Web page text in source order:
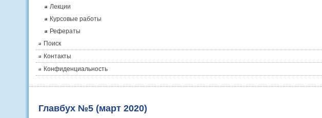
Лекции
Курсовые работы
Рефераты
Поиск
Контакты
Конфиденциальность
Главбух №5 (март 2020)